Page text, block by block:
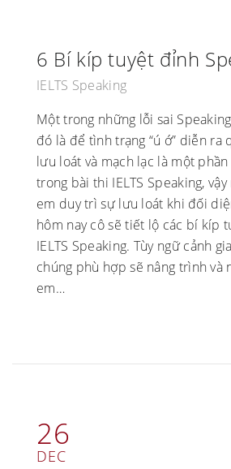
6 Bí kíp tuyệt đỉnh
IELTS Speaking
Một trong những lỗi sai
đó là để tình trạng “ú ớ” diễn ra
lưu loát và mạch lạc là một
trong bài thi IELTS Speaking,
em duy trì sự lưu loát khi đối
hôm nay cô sẽ tiết lộ các bí kíp
IELTS Speaking. Tùy ngữ cảnh
chúng phù hợp sẽ nâng trình và
em…
26
DEC